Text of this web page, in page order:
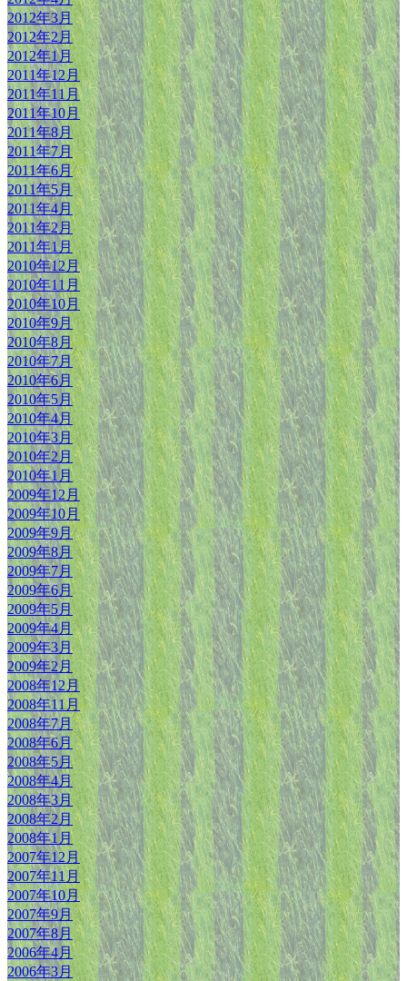
2012年3月
2012年2月
2012年1月
2011年12月
2011年11月
2011年10月
2011年8月
2011年7月
2011年6月
2011年5月
2011年4月
2011年2月
2011年1月
2010年12月
2010年11月
2010年10月
2010年9月
2010年8月
2010年7月
2010年6月
2010年5月
2010年4月
2010年3月
2010年2月
2010年1月
2009年12月
2009年10月
2009年9月
2009年8月
2009年7月
2009年6月
2009年5月
2009年4月
2009年3月
2009年2月
2008年12月
2008年11月
2008年7月
2008年6月
2008年5月
2008年4月
2008年3月
2008年2月
2008年1月
2007年12月
2007年11月
2007年10月
2007年9月
2007年8月
2006年4月
2006年3月